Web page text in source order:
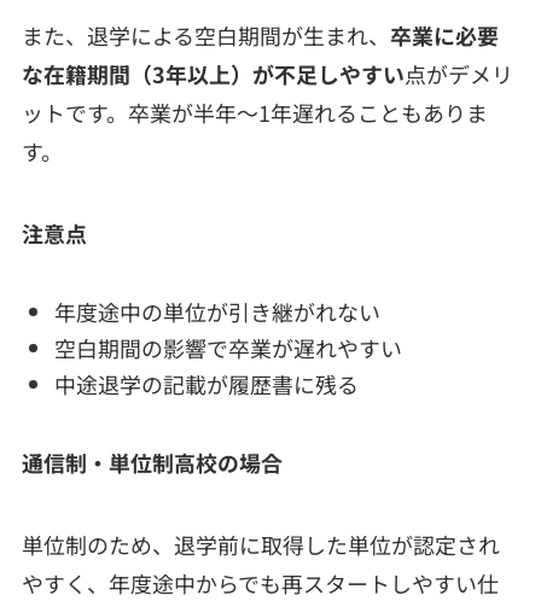
また、退学による空白期間が生まれ、 卒業に必要
な在籍期間（3年以上）が不足しやすい点がデメリ
ットです。卒業が半年〜1年遅れることもありま
す。
注意点
年度途中の単位が引き継がれない
空白期間の影響で卒業が遅れやすい
中途退学の記載が履歴書に残る
通信制・単位制高校の場合
単位制のため、退学前に取得した単位が認定され
やすく、年度途中からでも再スタートしやすい仕